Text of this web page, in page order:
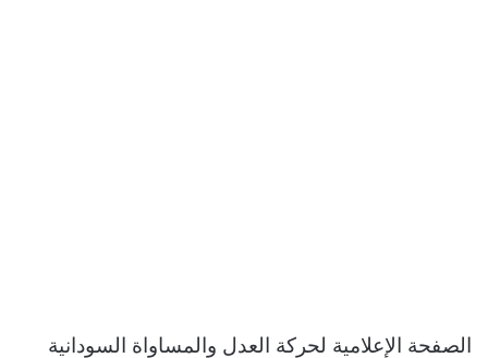
الصفحة الإعلامية لحركة العدل والمساواة السودانية